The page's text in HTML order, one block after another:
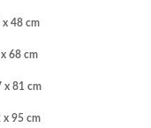
x 48 cm
68 cm
x 81 cm
x 95 cm